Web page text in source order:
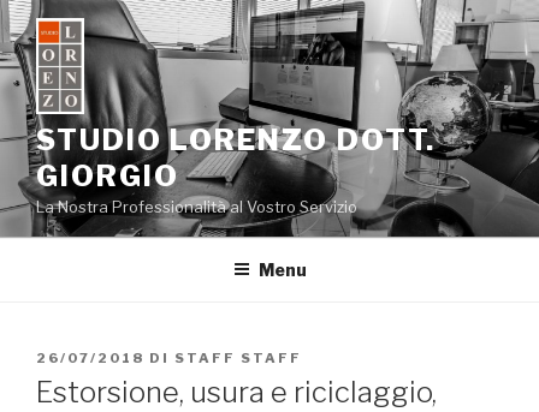
Salta
al
contenuto
STUDIO LORENZO DOTT.
GIORGIO
La Nostra Professionalità al Vostro Servizio
Menu
PUBBLICATO
IL
26/07/2018 DI STAFF STAFF
Estorsione, usura e riciclaggio,